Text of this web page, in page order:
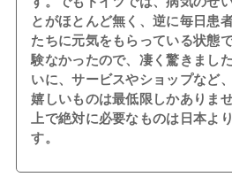
とがほとんど無く、逆に毎日患
たちに元気をもらっている状態
験なかったので、凄く驚きまし
いに、サービスやショップなど
嬉しいものは最低限しかありま
上で絶対に必要なものは日本よ
す。